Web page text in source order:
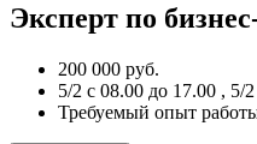
Эксперт по
200 000 руб.
5/2 с 08.00 до 17.00 , 5/
Требуемый опыт